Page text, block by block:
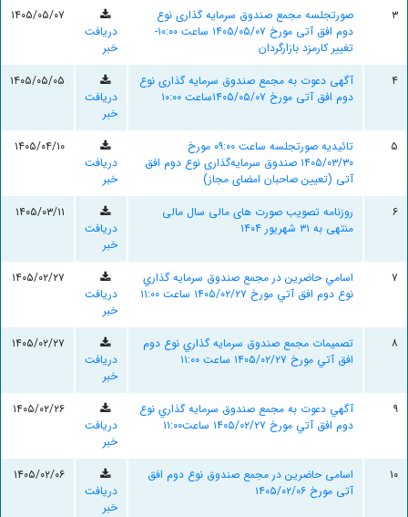
۳
صورتجلسه مجمع صندوق سرمایه گذاری نوع
دوم افق آتی مورخ ۱۴۰۵/۰۵/۰۷ ساعت ۱۰:۰۰-
تغییر کارمزد بازارگردان
دریافت
خبر
۱۴۰۵/۰۵/۰۷
۴
آگهی دعوت به مجمع صندوق سرمایه گذاری نوع
دوم افق آتی مورخ ۱۴۰۵/۰۵/۰۷ساعت ۱۰:۰۰
دریافت
خبر
۱۴۰۵/۰۵/۰۵
۵
تائیدیه صورتجلسه ساعت ۰۹:۰۰ مورخ
۱۴۰۵/۰۳/۳۰ صندوق سرمایه‌گذاری نوع دوم افق
آتی (تعیین صاحبان امضای مجاز)
دریافت
خبر
۱۴۰۵/۰۴/۱۰
۶
روزنامه تصویب صورت های مالی سال مالی
منتهی به ۳۱ شهریور ۱۴۰۴
دریافت
خبر
۱۴۰۵/۰۳/۱۱
۷
اسامي حاضرين در مجمع صندوق سرمايه گذاري
نوع دوم افق آتي مورخ ۱۴۰۵/۰۲/۲۷ ساعت ۱۱:۰۰
دریافت
خبر
۱۴۰۵/۰۲/۲۷
۸
تصميمات مجمع صندوق سرمايه گذاري نوع دوم
افق آتي مورخ ۱۴۰۵/۰۲/۲۷ ساعت ۱۱:۰۰
دریافت
خبر
۱۴۰۵/۰۲/۲۷
۹
آگهي دعوت به مجمع صندوق سرمايه گذاري نوع
دوم افق آتي مورخ ۱۴۰۵/۰۲/۲۷ ساعت۱۱:۰۰
دریافت
خبر
۱۴۰۵/۰۲/۲۶
۱۰
اسامی حاضرین در مجمع صندوق نوع دوم افق
آتی مورخ ۱۴۰۵/۰۲/۰۶
دریافت
خبر
۱۴۰۵/۰۲/۰۶